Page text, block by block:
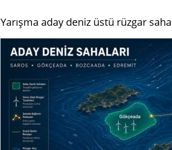
Yarışma aday deniz üstü rüzgar